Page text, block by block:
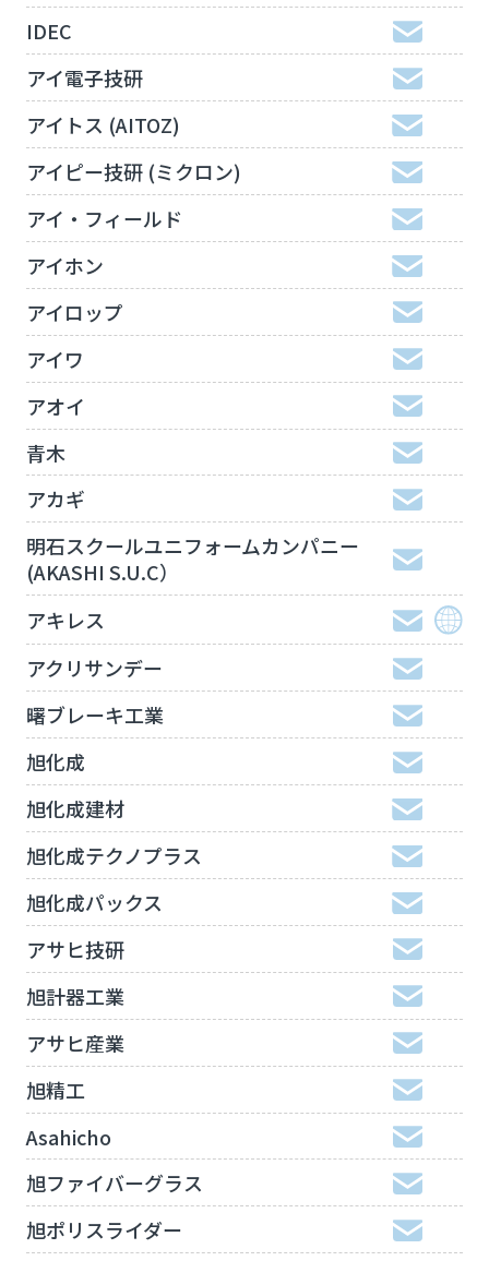
IDEC
アイ電子技研
アイトス (AITOZ)
アイピー技研 (ミクロン)
アイ・フィールド
アイホン
アイロップ
アイワ
アオイ
青木
アカギ
明石スクールユニフォームカンパニー
(AKASHI S.U.C）
アキレス
アクリサンデー
曙ブレーキ工業
旭化成
旭化成建材
旭化成テクノプラス
旭化成パックス
アサヒ技研
旭計器工業
アサヒ産業
旭精工
Asahicho
旭ファイバーグラス
旭ポリスライダー